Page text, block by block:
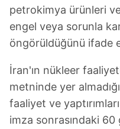
petrokimya ürünleri
engel veya sorunla
öngörüldüğünü ifade
İran'ın nükleer
metninde yer
faaliyet ve
imza sonrasındaki